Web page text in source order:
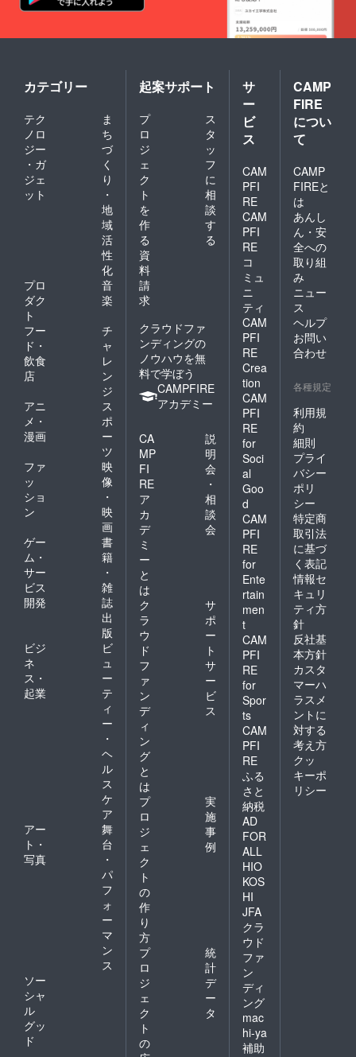
合があ
りあま
す） ※
お届け
スケ
ジュー
ル、
クーポ
ン使用
方法、
項の詳
細も随
時送ら
せて頂
きま
す。
【備考
欄に枚
数分、
ご希望
のサイ
ズとデ
ザイン
をご記
載くだ
【デザ
ン】：A
or B
【サイ
ズ】：
120cm,
140cm,
160cm,
S,M,L,X
に添え
ない可
能性も
す。そ
の場合
は処理
でき次
第返金
させて
頂きま
説明事
項同梱
で送付
後アポ
イント
を取ら
せて頂
きま
【備考
欄に枚
数分、
ご希望
のサイ
ズとデ
ザイン
載くだ
い。】
【デザ
ン】：A
【サイ
ズ】：
120cm,
140cm,
160cm,
S,M,L,X
カテゴリー
テク
ノロ
ジー
・ガ
ジェ
ット
ま
ち
づ
く
り
・
地
域
活
性
化
プロ
ダク
ト
音
楽
フー
ド・
飲食
店
チ
ャ
レ
ン
ジ
アニ
メ・
漫画
ス
ポ
ー
ツ
ファ
ッ
ショ
ン
映
像
・
映
画
ゲー
ム・
サー
ビス
開発
書
籍
・
雑
誌
出
版
ビジ
ネ
ス・
起業
ビ
ュ
ー
テ
ィ
ー
・
ヘ
ル
ス
ケ
ア
アー
ト・
写真
舞
台
・
パ
フ
ォ
ー
マ
ン
ス
ソー
シャ
ル
グッ
ド
起案サポート
プ
ロ
ジ
ェ
ク
ト
を
作
る
ス
タ
ッ
フ
に
相
談
す
る
資
料
請
求
クラウドファ
ンディングの
ノウハウを無
料で学ぼう
CAMPFIRE
アカデミー
CA
MP
FI
RE
ア
カ
デ
ミ
ー
と
は
説
明
会
・
相
談
会
ク
ラ
ウ
ド
フ
ァ
ン
デ
ィ
ン
グ
と
は
サ
ポ
ー
ト
サ
ー
ビ
ス
プ
ロ
ジ
ェ
ク
ト
の
作
り
方
実
施
事
例
プ
ロ
ジ
ェ
ク
ト
の
統
計
デ
ー
タ
サ
ー
ビ
ス
CAM
PFI
RE
CAM
PFI
RE
コ
ミュ
ニ
ティ
CAM
PFI
RE
Crea
tion
CAM
PFI
RE
for
Soci
al
Goo
d
CAM
PFI
RE
for
Ente
rtain
men
t
CAM
PFI
RE
for
Spor
ts
CAM
PFI
RE
ふる
さと
納税
AD
FOR
ALL
HIO
KOS
HI
JFA
クラ
ウド
ファ
ン
ディ
ング
mac
hi-ya
補助
CAMP
FIRE
につい
て
CAMP
FIREと
は
あんし
ん・安
全への
取り組
み
ニュー
ス
ヘルプ
お問い
合わせ
各種規定
利用規
約
細則
プライ
バシー
ポリ
シー
特定商
取引法
に基づ
く表記
情報セ
キュリ
ティ方
針
反社基
本方針
カスタ
マーハ
ラスメ
ントに
対する
考え方
クッ
キーポ
リシー